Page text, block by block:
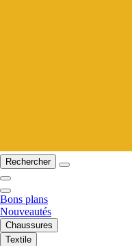
Rechercher
Bons plans
Nouveautés
Chaussures
Textile